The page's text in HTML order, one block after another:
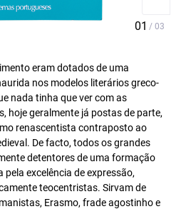
eram dotados de uma
nos modelos literários greco-
nada tinha que ver com as
hoje geralmente já postas de parte,
renascentista contraposto ao
De facto, todos os grandes
detentores de uma formação
pela excelência de expressão,
teocentristas. Sirvam de
Erasmo, frade agostinho e